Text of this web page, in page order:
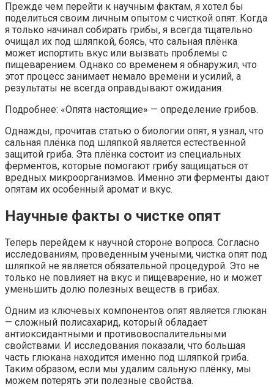
Прежде чем перейти к научным фактам, я хотел бы
поделиться своим личным опытом с чисткой опят. Когда
я только начинал собирать грибы, я всегда тщательно
очищал их под шляпкой, боясь, что сальная плёнка
может испортить вкус или вызвать проблемы с
пищеварением. Однако со временем я обнаружил, что
этот процесс занимает немало времени и усилий, а
результаты не всегда оправдывают ожидания.
Подробнее: «Опята настоящие» — определение грибов.
Однажды, прочитав статью о биологии опят, я узнал, что
сальная плёнка под шляпкой является естественной
защитой гриба. Эта плёнка состоит из специальных
ферментов, которые помогают грибу защищаться от
вредных микроорганизмов. Именно эти ферменты дают
опятам их особенный аромат и вкус.
Научные факты о чистке опят
Теперь перейдем к научной стороне вопроса. Согласно
исследованиям, проведенным учеными, чистка опят под
шляпкой не является обязательной процедурой. Это не
только не повлияет на вкус и пищеварение, но и может
уменьшить долю полезных веществ в грибах.
Одним из ключевых компонентов опят является глюкан
— сложный полисахарид, который обладает
антиоксидантными и противовоспалительными
свойствами. И исследования показали, что большая
часть глюкана находится именно под шляпкой гриба.
Таким образом, если мы удалим сальную плёнку, мы
можем потерять эти полезные свойства.